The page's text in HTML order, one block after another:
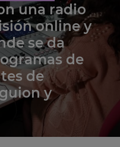
una radio
online y
se da
de
de
y